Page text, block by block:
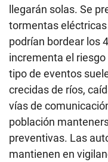
llegarán solas. Se
tormentas
podrían bordear los
incrementa el
tipo de eventos
crecidas de ríos,
vías de
población
preventivas. Las
mantienen en